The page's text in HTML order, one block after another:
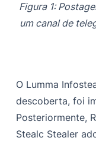
Figura 1:
um canal de
O Lumma
descoberta, foi
Posteriormente,
Stealc Stealer